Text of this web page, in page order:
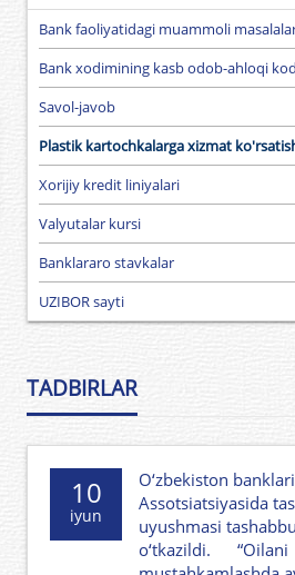
Bank faoliyatidagi muammoli
Bank xodimining kasb odob-ahloqi
Savol-javob
Plastik kartochkalarga xizmat
Xorijiy kredit liniyalari
Valyutalar kursi
Banklararo stavkalar
UZIBOR sayti
TADBIRLAR
10
iyun
O‘zbekiston banklari
Assotsiatsiyasida
uyushmasi
o‘tkazildi. “Oilani